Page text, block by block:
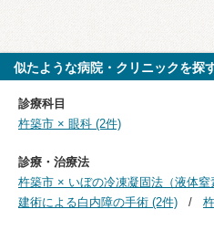
似たような病院・クリニックを探
診療科目
杵築市 × 眼科 (2件)
診療・治療法
杵築市 × いぼの冷凍凝固法（液体窒
建術による白内障の手術 (2件)